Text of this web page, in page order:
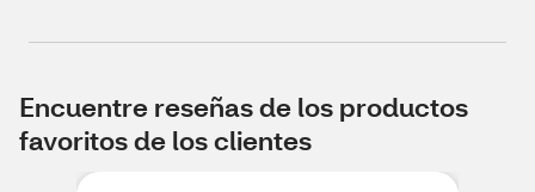
Encuentre reseñas de los productos
favoritos de los clientes